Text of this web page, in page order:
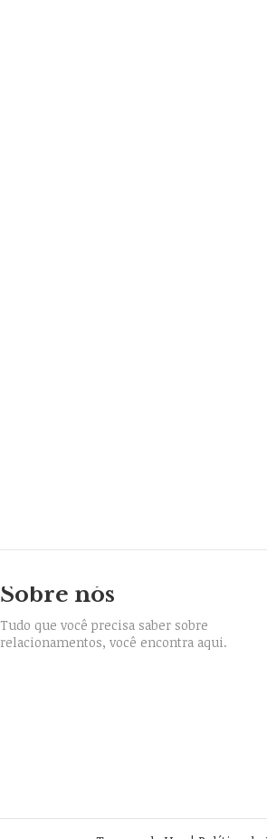
Sobre nós
Tudo que você precisa saber sobre
relacionamentos, você encontra aqui.